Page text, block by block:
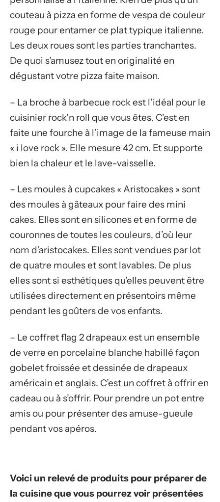
couteau à pizza en forme de vespa de couleur
rouge pour entamer ce plat typique italienne.
Les deux roues sont les parties tranchantes.
De quoi s’amusez tout en originalité en
dégustant votre pizza faite maison.
– La broche à barbecue rock est l’idéal pour le
cuisinier rock’n roll que vous êtes. C’est en
faite une fourche à l’image de la fameuse main
« i love rock ». Elle mesure 42 cm. Et supporte
bien la chaleur et le lave-vaisselle.
– Les moules à cupcakes « Aristocakes » sont
des moules à gâteaux pour faire des mini
cakes. Elles sont en silicones et en forme de
couronnes de toutes les couleurs, d’où leur
nom d’aristocakes. Elles sont vendues par lot
de quatre moules et sont lavables. De plus
elles sont si esthétiques qu’elles peuvent être
utilisées directement en présentoirs même
pendant les goûters de vos enfants.
– Le coffret flag 2 drapeaux est un ensemble
de verre en porcelaine blanche habillé façon
gobelet froissée et dessinée de drapeaux
américain et anglais. C’est un coffret à offrir en
cadeau ou à s’offrir. Pour prendre un pot entre
amis ou pour présenter des amuse-gueule
pendant vos apéros.
Voici un relevé de produits pour préparer de
la cuisine que vous pourrez voir présentées